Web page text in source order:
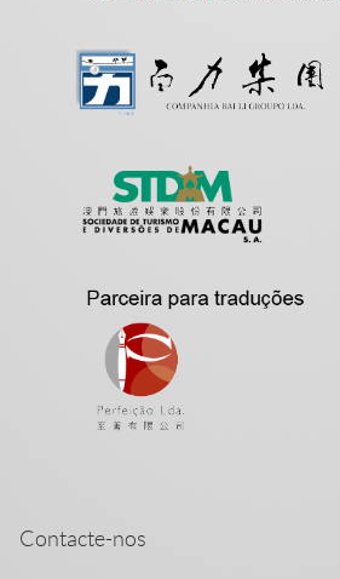
Contacte-nos